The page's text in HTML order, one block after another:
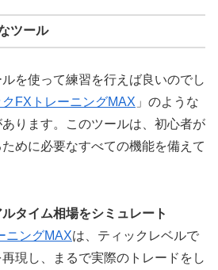
ツール
を使って練習を行えば良いのでし
FXトレーニングMAX 」のような
あります。このツールは、初心者が
めに必要なすべての機能を備えて
タイム相場をシミュレート
ニングMAXは、ティックレベルで
現し、まるで実際のトレードをし